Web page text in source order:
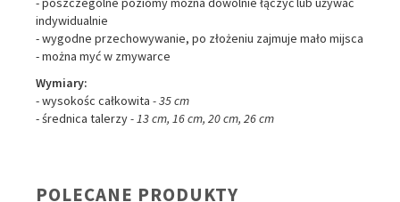
indywidualnie
- wygodne przechowywanie, po złożeniu zajmuje mało mijsca
- można myć w zmywarce
Wymiary:
- wysokośc całkowita - 35 cm
- średnica talerzy- 13 cm, 16 cm, 20 cm, 26 cm
POLECANE PRODUKTY